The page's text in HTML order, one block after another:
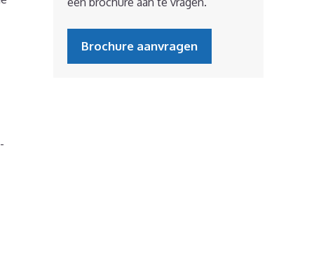
Brochure aanvragen